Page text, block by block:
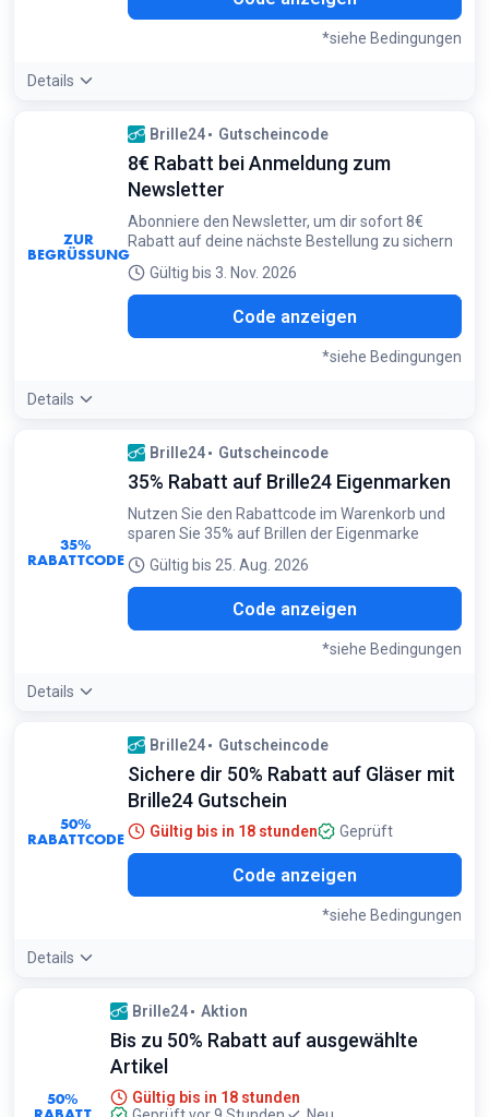
*siehe Bedingungen
Details
Angebotsdetails:Nutze diesen Gutschein vor allem bei
hochwertigen Gläsern oder Gleitsichtoptionen, da der 50%
Rabatt auf die Gläser hier die größte Ersparnis bringt
ZUR
BEGRÜSSUNG
Brille24 Gutscheincode
8€ Rabatt bei Anmeldung zum
Newsletter
Abonniere den Newsletter, um dir sofort 8€
Rabatt auf deine nächste Bestellung zu sichern
Gültig bis 3. Nov. 2026
Code anzeigen
*siehe Bedingungen
Details
Die Anmeldung muss über den Bestätigungslink in der E-Mail
abgeschlossen werden
35%
RABATTCODE
Brille24 Gutscheincode
35% Rabatt auf Brille24 Eigenmarken
Nutzen Sie den Rabattcode im Warenkorb und
sparen Sie 35% auf Brillen der Eigenmarke
Gültig bis 25. Aug. 2026
Code anzeigen
*siehe Bedingungen
Details
Gilt nicht für andere Marken
50%
RABATTCODE
Brille24 Gutscheincode
Sichere dir 50% Rabatt auf Gläser mit
Brille24 Gutschein
Gültig bis in 18 stunden Geprüft
Code anzeigen
*siehe Bedingungen
Details
Bedingungen:
<p>Rabattcode gibt 50% Rabatt auf alle Gläser und 15%
Rabatt auf Gestelle. Angebot gültig ab einem
Warenkorbwert von 39,90€.</p>
50%
Brille24 Aktion
Bis zu 50% Rabatt auf ausgewählte
Artikel
Gültig bis in 18 stunden